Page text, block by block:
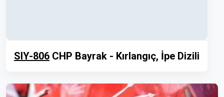
SIY-806 CHP Bayrak - Kırlangıç, İpe Dizili